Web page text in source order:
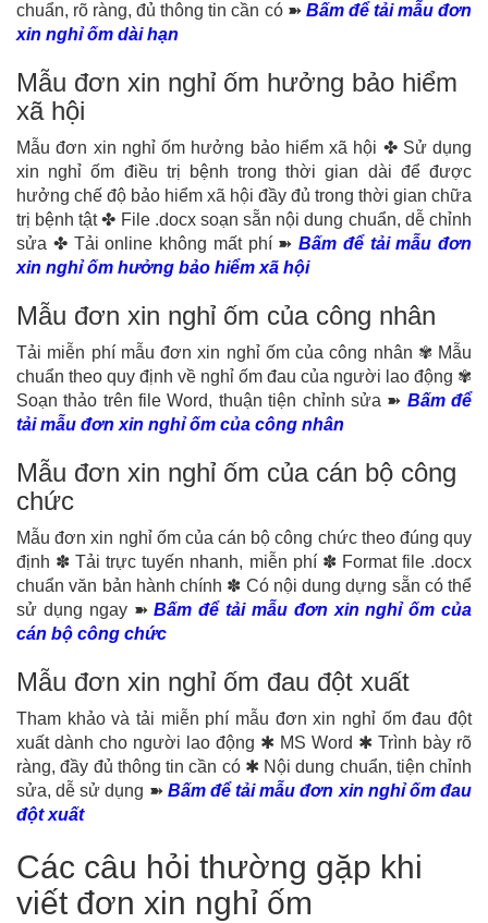
chuẩn, rõ ràng, đủ thông tin cần có ➽ Bấm để tải mẫu đơn
xin nghỉ ốm dài hạn
Mẫu đơn xin nghỉ ốm hưởng bảo hiểm
xã hội
Mẫu đơn xin nghỉ ốm hưởng bảo hiểm xã hội ✤ Sử dụng
xin nghỉ ốm điều trị bệnh trong thời gian dài để được
hưởng chế độ bảo hiểm xã hội đầy đủ trong thời gian chữa
trị bệnh tật ✤ File .docx soạn sẵn nội dung chuẩn, dễ chỉnh
sửa ✤ Tải online không mất phí ➽ Bấm để tải mẫu đơn
xin nghỉ ốm hưởng bảo hiểm xã hội
Mẫu đơn xin nghỉ ốm của công nhân
Tải miễn phí mẫu đơn xin nghỉ ốm của công nhân ✾ Mẫu
chuẩn theo quy định về nghỉ ốm đau của người lao động ✾
Soạn thảo trên file Word, thuận tiện chỉnh sửa ➽ Bấm để
tải mẫu đơn xin nghỉ ốm của công nhân
Mẫu đơn xin nghỉ ốm của cán bộ công
chức
Mẫu đơn xin nghỉ ốm của cán bộ công chức theo đúng quy
định ✽ Tải trực tuyến nhanh, miễn phí ✽ Format file .docx
chuẩn văn bản hành chính ✽ Có nội dung dựng sẵn có thể
sử dụng ngay ➽Bấm để tải mẫu đơn xin nghỉ ốm của
cán bộ công chức
Mẫu đơn xin nghỉ ốm đau đột xuất
Tham khảo và tải miễn phí mẫu đơn xin nghỉ ốm đau đột
xuất dành cho người lao động ✱ MS Word ✱ Trình bày rõ
ràng, đầy đủ thông tin cần có ✱ Nội dung chuẩn, tiện chỉnh
sửa, dễ sử dụng ➽ Bấm để tải mẫu đơn xin nghỉ ốm đau
đột xuất
Các câu hỏi thường gặp khi
viết đơn xin nghỉ ốm